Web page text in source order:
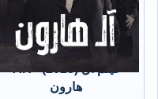
هارون